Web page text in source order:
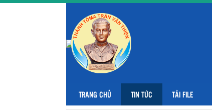
TRANG CHỦ TIN TỨC TẢI FILE